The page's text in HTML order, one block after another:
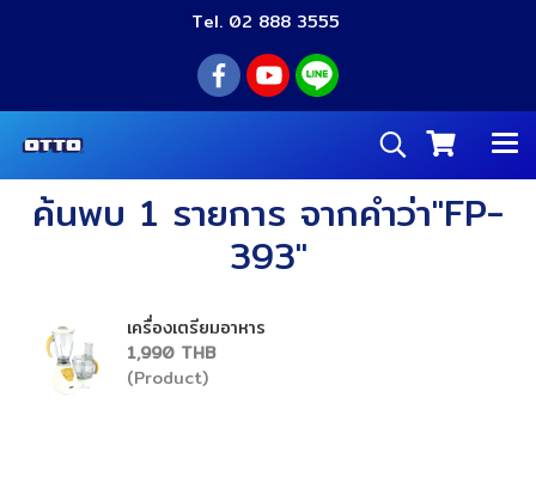
Tel. 02 888 3555
ค้นพบ 1 รายการ จากคำว่า"FP-
393"
เครื่องเตรียมอาหาร
1,990 THB
(Product)